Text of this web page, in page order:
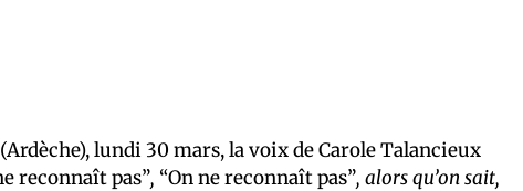
lundi 30 mars, la voix de Carole Talancieux
reconnaît pas”, “On ne reconnaît pas”, alors qu’on sait,